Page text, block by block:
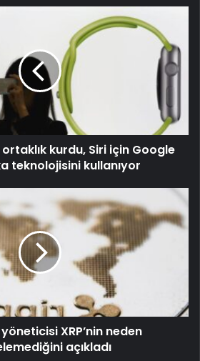
kurdu, Siri için Google
teknolojisini kullanıyor
XRP’nin neden
açıkladı